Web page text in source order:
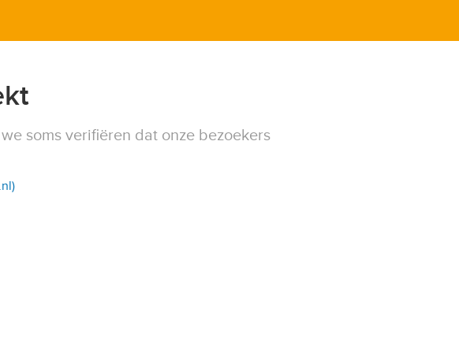
soms verifiëren dat onze bezoekers